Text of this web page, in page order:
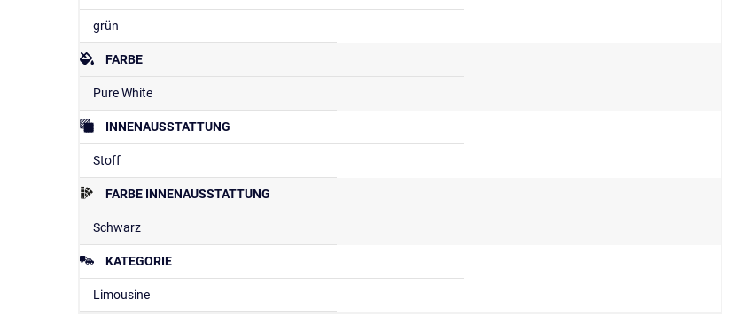
grün
FARBE
Pure White
INNENAUSSTATTUNG
Stoff
FARBE INNENAUSSTATTUNG
Schwarz
KATEGORIE
Limousine